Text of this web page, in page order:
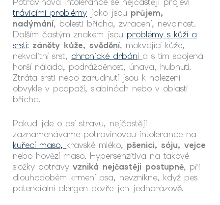
trávicími problémy jako jsou průjem,
nadýmání, bolesti břicha, zvracení, nevolnost.
Dalším častým znakem jsou problémy s kůží a
srstí: záněty kůže, svědění, mokvající kůže,
nekvalitní srst, chronické drbání a s tím spojená
horší nálada, podrážděnost, únava, hubnutí.
Ztráta srsti nebo zarudnutí jsou k nalezení
obvykle v podpaží, slabinách nebo v oblasti
břicha.
Pokud jde o psí stravu, nejčastěji
zaznamenáváme potravinovou intolerance na
kuřecí maso, kravské mléko, pšenici, sóju, vejce
nebo hovězí maso. Hypersenzitiva na takové
složky potravyvzniká nejčastěji postupně, při
dlouhodobém krmení psa, nevznikne, když pes
potenciální alergen pozře jen jednorázově.